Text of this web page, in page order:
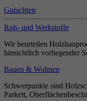
Gutachten
Roh- und Werkstoffe
Wir beurteilen
hinsichtlich vorliegender
Bauen & Wohnen
Schwerpunkte sind
Parkett,